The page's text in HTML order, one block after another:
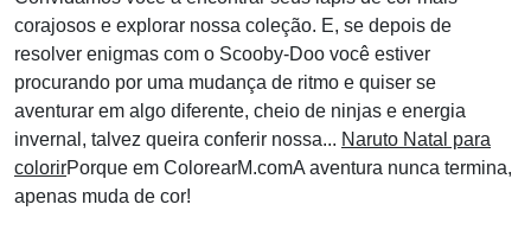
corajosos e explorar nossa coleção. E, se depois de
resolver enigmas com o Scooby-Doo você estiver
procurando por uma mudança de ritmo e quiser se
aventurar em algo diferente, cheio de ninjas e energia
invernal, talvez queira conferir nossa... Naruto Natal para
colorirPorque em ColorearM.comA aventura nunca termina,
apenas muda de cor!